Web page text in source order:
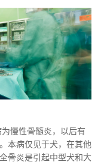
慢性骨髓炎，以后有
本病仅见于犬，在其他
骨炎是引起中型犬和大